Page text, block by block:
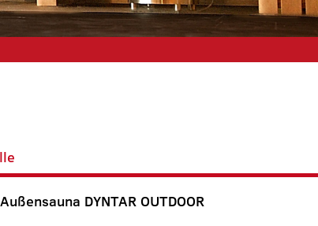
Außensauna DYNTAR OUTDOOR